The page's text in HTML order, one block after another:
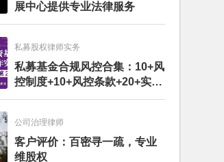
展中心提供专业法律服务
私募股权律师实务
私募基金合规风控合集：10+风
控制度+10+风控条款+20+实务
文章+每月动态
公司治理律师
客户评价：百密寻一疏，专业
维股权